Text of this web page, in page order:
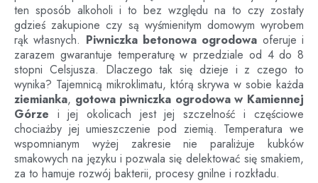
ten sposób alkoholi i to bez względu na to czy zostały
gdzieś zakupione czy są wyśmienitym domowym wyrobem
rąk własnych. Piwniczka betonowa ogrodowa oferuje i
zarazem gwarantuje temperaturę w przedziale od 4 do 8
stopni Celsjusza. Dlaczego tak się dzieje i z czego to
wynika? Tajemnicą mikroklimatu, którą skrywa w sobie każda
ziemianka, gotowa piwniczka ogrodowa w Kamiennej
Górze i jej okolicach jest jej szczelność i częściowe
chociażby jej umieszczenie pod ziemią. Temperatura we
wspomnianym wyżej zakresie nie paraliżuje kubków
smakowych na języku i pozwala się delektować się smakiem,
za to hamuje rozwój bakterii, procesy gnilne i rozkładu.